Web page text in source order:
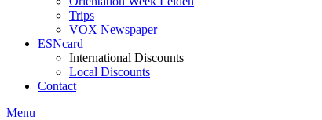
Trips
VOX Newspaper
ESNcard
International Discounts
Local Discounts
Contact
Menu